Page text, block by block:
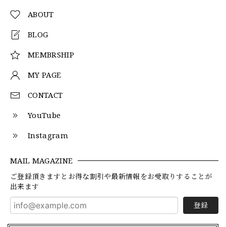
ABOUT
BLOG
MEMBRSHIP
MY PAGE
CONTACT
YouTube
Instagram
MAIL MAGAZINE
ご登録頂きますとお得な割引や最新情報をお受取りすることが
出来ます
登録